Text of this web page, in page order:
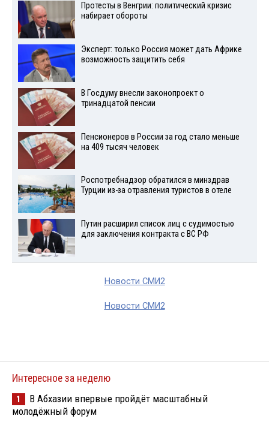
Протесты в Венгрии: политический кризис
набирает обороты
Эксперт: только Россия может дать Африке
возможность защитить себя
В Госдуму внесли законопроект о
тринадцатой пенсии
Пенсионеров в России за год стало меньше
на 409 тысяч человек
Роспотребнадзор обратился в минздрав
Турции из-за отравления туристов в отеле
Путин расширил список лиц с судимостью
для заключения контракта с ВС РФ
Новости СМИ2
Новости СМИ2
Интересное за неделю
1
В Абхазии впервые пройдёт масштабный
молодёжный форум